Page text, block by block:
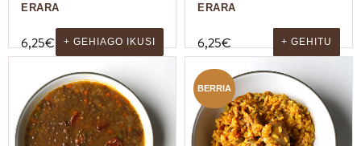
ERARA
6,25€ + GEHIAGO IKUSI
ERARA
6,25€ + GEHITU
BERRIA